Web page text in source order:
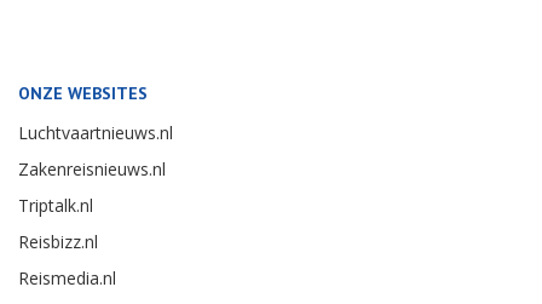
ONZE WEBSITES
Luchtvaartnieuws.nl
Zakenreisnieuws.nl
Triptalk.nl
Reisbizz.nl
Reismedia.nl